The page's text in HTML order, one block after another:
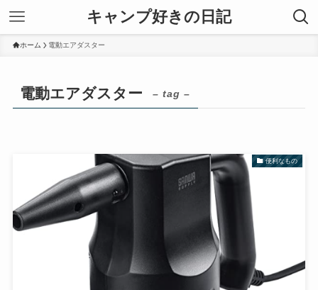
キャンプ好きの日記
ホーム 電動エアダスター
電動エアダスター – tag –
便利なもの